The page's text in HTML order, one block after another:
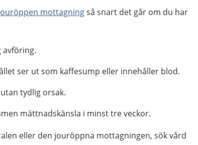
mottagningså snart det går om du har
avföring.
ser ut som kaffesump eller innehåller blod.
tydlig orsak.
mättnadskänsla i minst tre veckor.
eller den jouröppna mottagningen, sök vård